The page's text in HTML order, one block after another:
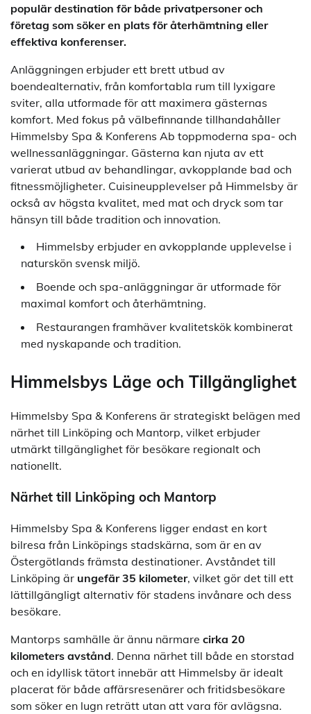
populär destination för både privatpersoner och
företag som söker en plats för återhämtning eller
effektiva konferenser.
Anläggningen erbjuder ett brett utbud av
boendealternativ, från komfortabla rum till lyxigare
sviter, alla utformade för att maximera gästernas
komfort. Med fokus på välbefinnande tillhandahåller
Himmelsby Spa & Konferens Ab toppmoderna spa- och
wellnessanläggningar. Gästerna kan njuta av ett
varierat utbud av behandlingar, avkopplande bad och
fitnessmöjligheter. Cuisineupplevelser på Himmelsby är
också av högsta kvalitet, med mat och dryck som tar
hänsyn till både tradition och innovation.
Himmelsby erbjuder en avkopplande upplevelse i
naturskön svensk miljö.
Boende och spa-anläggningar är utformade för
maximal komfort och återhämtning.
Restaurangen framhäver kvalitetskök kombinerat
med nyskapande och tradition.
Himmelsbys Läge och Tillgänglighet
Himmelsby Spa & Konferens är strategiskt belägen med
närhet till Linköping och Mantorp, vilket erbjuder
utmärkt tillgänglighet för besökare regionalt och
nationellt.
Närhet till Linköping och Mantorp
Himmelsby Spa & Konferens ligger endast en kort
bilresa från Linköpings stadskärna, som är en av
Östergötlands främsta destinationer. Avståndet till
Linköping är ungefär 35 kilometer, vilket gör det till ett
lättillgängligt alternativ för stadens invånare och dess
besökare.
Mantorps samhälle är ännu närmare cirka 20
kilometers avstånd. Denna närhet till både en storstad
och en idyllisk tätort innebär att Himmelsby är idealt
placerat för både affärsresenärer och fritidsbesökare
som söker en lugn reträtt utan att vara för avlägsna.